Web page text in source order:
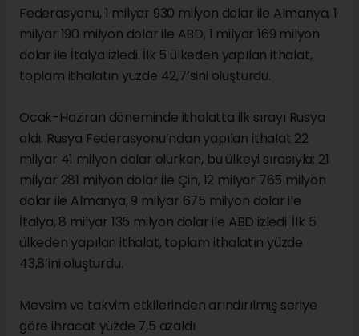
Federasyonu, 1 milyar 930 milyon dolar ile Almanya, 1
milyar 190 milyon dolar ile ABD, 1 milyar 169 milyon
dolar ile İtalya izledi. İlk 5 ülkeden yapılan ithalat,
toplam ithalatın yüzde 42,7’sini oluşturdu.
Ocak-Haziran döneminde ithalatta ilk sırayı Rusya
aldı. Rusya Federasyonu’ndan yapılan ithalat 22
milyar 41 milyon dolar olurken, bu ülkeyi sırasıyla; 21
milyar 281 milyon dolar ile Çin, 12 milyar 765 milyon
dolar ile Almanya, 9 milyar 675 milyon dolar ile
İtalya, 8 milyar 135 milyon dolar ile ABD izledi. İlk 5
ülkeden yapılan ithalat, toplam ithalatın yüzde
43,8’ini oluşturdu.
Mevsim ve takvim etkilerinden arındırılmış seriye
göre ihracat yüzde 7,5 azaldı